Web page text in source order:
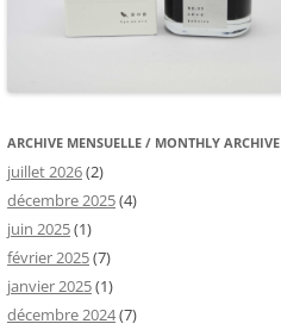
ARCHIVE MENSUELLE / MONTHLY ARCHIVE
juillet 2026(2)
décembre 2025(4)
juin 2025(1)
février 2025(7)
janvier 2025(1)
décembre 2024(7)